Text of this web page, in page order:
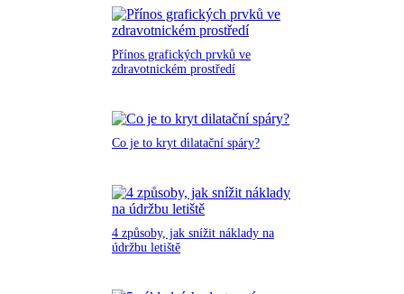
Přínos grafických prvků ve
zdravotnickém prostředí
Co je to kryt dilatační spáry?
4 způsoby, jak snížit náklady na
údržbu letiště